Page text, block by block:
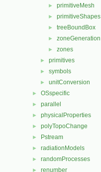
► primitiveMesh
► primitiveShapes
► treeBoundBox
► zoneGeneration
► zones
► primitives
► symbols
► unitConversion
► OSspecific
► parallel
► physicalProperties
► polyTopoChange
► Pstream
► radiationModels
► randomProcesses
► renumber